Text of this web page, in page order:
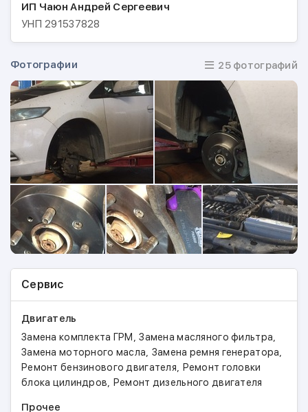
Замена сцепления;
Сход развал;
Шиномонтаж.
Замена масла Petronas:
10W-40 (11 рублей за литр)
5W-40 (14 рублей за литр)
5W-30 (17 рублей за литр)
Масло PETRONAS Syntium – результат продвинутых
исследований и разработок, выполняемых PLI в
качестве официального технологического партнера
для команды Mercedes GP PETRONAS Formula 1. Он
соответствует самым строгим отраслевым
стандартам и предназначен для использования на
самых сложных участках и условиях движения.
Плюсы:
для бесперебойного привода.
Максимальная выходная мощность с отличной
экономией топлива.
Чистый двигатель с длительным сроком
службы двигателя.
Отличная защита от износа в экстремальных
условиях.
ИП Чаюн Андрей Сергеевич
УНП291537828
Фотографии 25 фотографий
Сервис
Двигатель
Замена комплекта ГРМ ,Замена масляного фильтра,
Замена моторного масла, Замена ремня генератора,
Ремонт бензинового двигателя, Ремонт головки
блока цилиндров, Ремонт дизельного двигателя
Прочее